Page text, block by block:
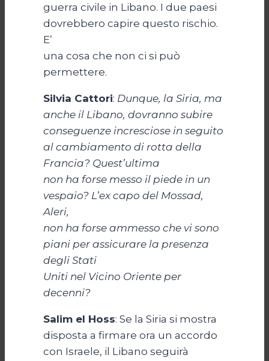
guerra civile in Libano. I due paesi
dovrebbero capire questo rischio.
E’
una cosa che non ci si può
permettere.
Silvia Cattori: Dunque, la Siria, ma
anche il Libano, dovranno subire
conseguenze incresciose in seguito
al cambiamento di rotta della
Francia? Quest’ultima
non ha forse messo il piede in un
vespaio? L’ex capo del Mossad,
Aleri,
non ha forse ammesso che vi sono
piani per assicurare la presenza
degli Stati
Uniti nel Vicino Oriente per
decenni?
Salim el Hoss: Se la Siria si mostra
disposta a firmare ora un accordo
con Israele, il Libano seguirà